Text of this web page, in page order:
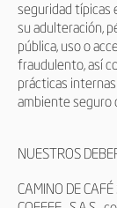
seguridad típicas
su adulteración,
pública, uso o
fraudulento, así
prácticas
ambiente seguro
NUESTROS
CAMINO DE CAFÉ